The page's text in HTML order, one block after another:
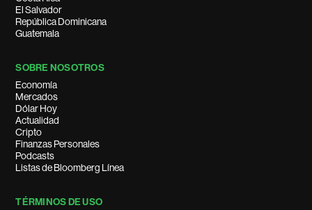
El Salvador
República Dominicana
Guatemala
SOBRE NOSOTROS
Economía
Mercados
Dólar Hoy
Actualidad
Cripto
Finanzas Personales
Podcasts
Listas de Bloomberg Línea
TÉRMINOS DE USO